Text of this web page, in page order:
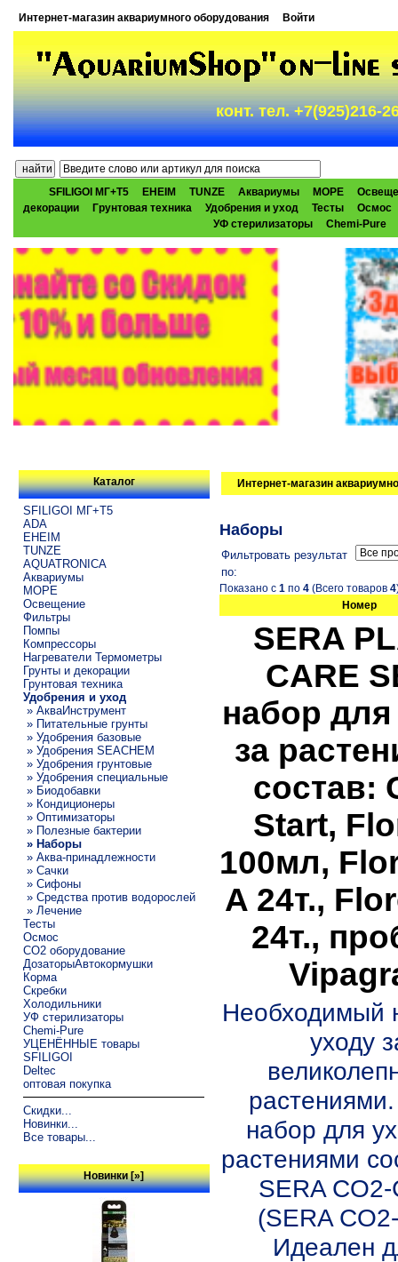
Интернет-магазин аквариумного оборудования Войти
конт. тел. +7(925)216-
SFILIGOI МГ+Т5 EHEIM TUNZE Аквариумы МОРЕ
декорации
Грунтовая техника Удобрения и уход Тесты
Осмос
УФ стерилизаторы
Chemi-Pure
Каталог
SFILIGOI МГ+Т5
ADA
EHEIM
TUNZE
AQUATRONICA
Аквариумы
МОРЕ
Освещение
Фильтры
Помпы
Компрессоры
Нагреватели Термометры
Грунты и декорации
Грунтовая техника
Удобрения и уход
» АкваИнструмент
» Питательные грунты
» Удобрения базовые
» Удобрения SEACHEM
» Удобрения грунтовые
» Удобрения специальные
» Биодобавки
» Кондиционеры
» Оптимизаторы
» Полезные бактерии
» Наборы
» Аква-принадлежности
» Сачки
» Сифоны
» Средства против водорослей
» Лечение
Тесты
Осмос
CO2 оборудование
ДозаторыАвтокормушки
Корма
Скребки
Холодильники
УФ стерилизаторы
Chemi-Pure
УЦЕНЁННЫЕ товары
SFILIGOI
Deltec
оптовая покупка
Скидки...
Новинки...
Все товары...
Новинки [»]
Интернет-магазин
Наборы
Фильтровать результат
по:
Показано с 1по 4(Всего товаров 4
Номер
SERA
CARE
набор
за
состав:
Start,
100мл,
A 24т.,
24т.,
Необходимый
уходу
набор для
растениями
SERA
(SERA
Идеален